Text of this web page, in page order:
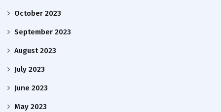
October 2023
September 2023
August 2023
July 2023
June 2023
May 2023